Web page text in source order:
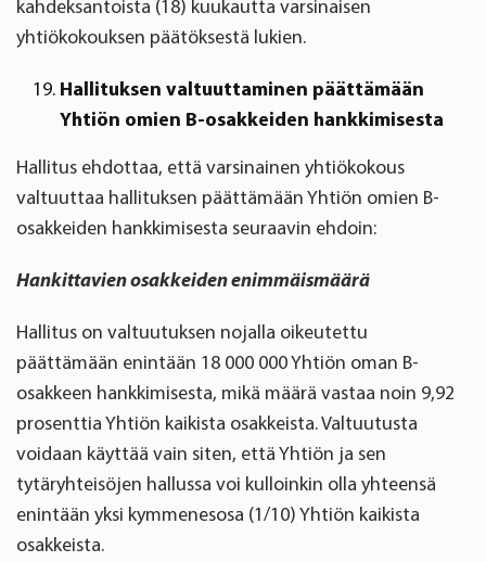
kahdeksantoista (18) kuukautta varsinaisen
yhtiökokouksen päätöksestä lukien.
Hallituksen valtuuttaminen päättämään
Yhtiön omien B-osakkeiden hankkimisesta
Hallitus ehdottaa, että varsinainen yhtiökokous
valtuuttaa hallituksen päättämään Yhtiön omien B-
osakkeiden hankkimisesta seuraavin ehdoin:
Hankittavien osakkeiden enimmäismäärä
Hallitus on valtuutuksen nojalla oikeutettu
päättämään enintään 18 000 000 Yhtiön oman B-
osakkeen hankkimisesta, mikä määrä vastaa noin 9,92
prosenttia Yhtiön kaikista osakkeista. Valtuutusta
voidaan käyttää vain siten, että Yhtiön ja sen
tytäryhteisöjen hallussa voi kulloinkin olla yhteensä
enintään yksi kymmenesosa (1/10) Yhtiön kaikista
osakkeista.